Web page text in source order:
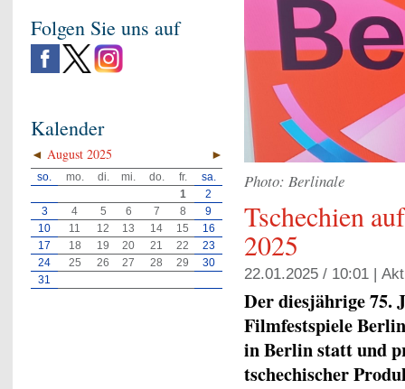
Photo: Berlinale
Tschechien
2025
22.01.2025 / 10:01 |
Der diesjährige 75.
Filmfestspiele
in Berlin statt und
tschechischer
Folgen Sie uns auf
Kalender
◄ ►
August 2025
so. mo. di. mi. do. fr.
sa.
1
2
3
4 5 6 7 8
9
10
11 12 13 14 15
16
17
18 19 20 21 22
23
24
25 26 27 28 29
30
31